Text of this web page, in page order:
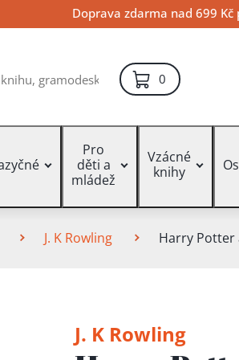
Doprava zdarma nad 699 Kč
0položek –
Pro
děti a
mládež
Vzácné
knihy
J. K Rowling Harry Potter
J. K Rowling